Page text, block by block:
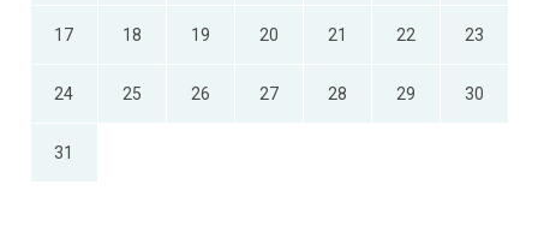
17 18 19 20 21 22 23
24 25 26 27 28 29 30
31